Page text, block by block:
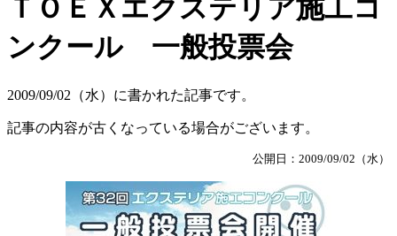
ＴＯＥＸエクステリア施工コ
ンクール 一般投票会
2009/09/02（水）に書かれた記事です。
記事の内容が古くなっている場合がございます。
公開日：2009/09/02（水）